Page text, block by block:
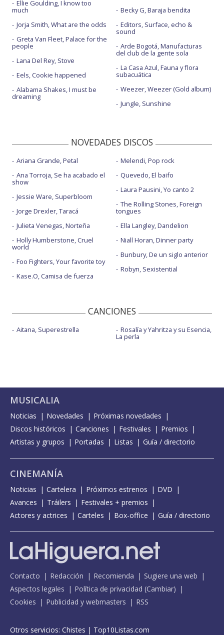
Ellie Goulding, I know too
much
Jorja Smith, What are the odds
Greta Van Fleet, Palace for the
people
Lana Del Rey, Stove
Eels, Cookie happened
Alabama Shakes, I must be
dreaming
Becky G, Baraja bendita
Editors, Surface, echo &
sound
Arde Bogotá, Manufacturas
del club de la gente sola
La Casa Azul, Fauna y flora
subacuática
Weezer, Weezer (Gold album)
Jungle, Sunshine
NOVEDADES DISCOS
Ariana Grande, Petal
Ana Torroja, Se ha acabado el
show
Jessie Ware, Superbloom
Jorge Drexler, Taracá
Julieta Venegas, Norteña
Holly Humberstone, Cruel
world
Foo Fighters, Your favorite toy
Kase.O, Camisa de fuerza
Melendi, Pop rock
Quevedo, El baifo
Laura Pausini, Yo canto 2
The Rolling Stones, Foreign
tongues
Ella Langley, Dandelion
Niall Horan, Dinner party
Bunbury, De un siglo anterior
Robyn, Sexistential
CANCIONES
Aitana, Superestrella Rosalía y Yahritza y su Esencia,
La perla
MUSICALIA
Noticias Novedades
Próximas novedades
Discos históricos
Canciones Festivales
Premios
Artistas y grupos
Portadas Listas Guía / directorio
CINEMANÍA
Noticias Cartelera Próximos estrenos
DVD
Avances
Tráilers
Festivales + premios
Actores y actrices
Carteles Box-office Guía / directorio
Contacto Redacción Recomienda
Sugiere una web
Aspectos legales
Política de privacidad (Cambiar)
Cookies
Publicidad y webmasters RSS
Otros servicios: Chistes | Top10Listas.com